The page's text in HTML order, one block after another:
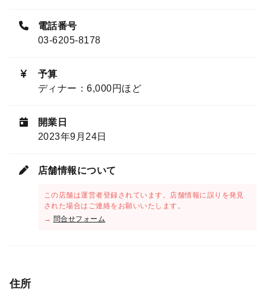
電話番号
03-6205-8178
予算
ディナー：6,000円ほど
開業日
2023年9月24日
店舗情報について
この店舗は運営者登録されています。店舗情報に誤りを発見
された場合はご連絡をお願いいたします。
→ 問合せフォーム
住所